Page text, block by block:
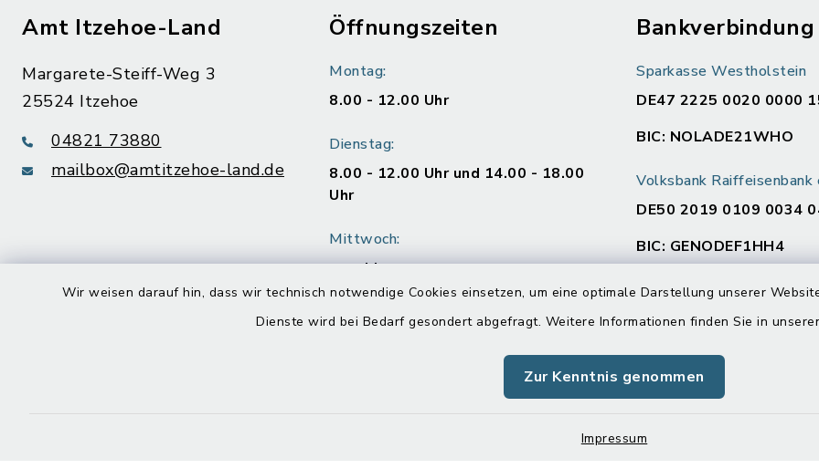
Wir weisen darauf hin, dass wir technisch notwendige Cookies einsetzen, um eine optimale Darstellung unserer
Dienste wird bei Bedarf gesondert abgefragt. Weitere Informationen finden Sie in
Zur Kenntnis genommen
Impressum
Amt Itzehoe-Land
Margarete-Steiff-Weg 3
25524 Itzehoe
04821 73880
mailbox@amtitzehoe-land.de
Öffnungszeiten
Montag:
8.00 - 12.00 Uhr
Dienstag:
8.00 - 12.00 Uhr und 14.00 - 18.00
Uhr
Mittwoch:
geschlossen
Donnerstag:
Bankverbindung
Sparkasse Westholstein
DE47 2225 0020 0000
BIC: NOLADE21WHO
Volksbank Raiffeisenbank
DE50 2019 0109 0034
BIC: GENODEF1HH4